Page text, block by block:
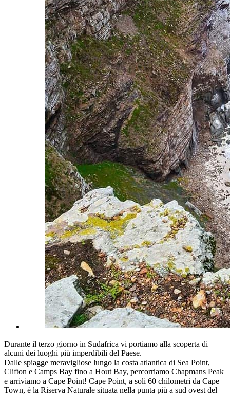
Durante il terzo giorno in Sudafrica vi portiamo alla scoperta di
alcuni dei luoghi più imperdibili del Paese.
Dalle spiagge meravigliose lungo la costa atlantica di Sea Point,
Clifton e Camps Bay fino a Hout Bay, percorriamo Chapmans Peak
e arriviamo a Cape Point! Cape Point, a soli 60 chilometri da Cape
Town, è la Riserva Naturale situata nella punta più a sud ovest del